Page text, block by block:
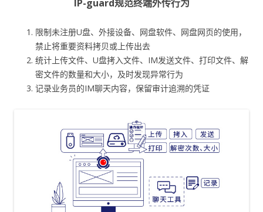
IP-guard规范终端外传行为
限制未注册U盘、外接设备、网盘软件、网盘网页的使用，
禁止将重要资料拷贝或上传出去
统计上传文件、U盘拷入文件、IM发送文件、打印文件、解
密文件的数量和大小，及时发现异常行为
记录业务员的IM聊天内容，保留审计追溯的凭证